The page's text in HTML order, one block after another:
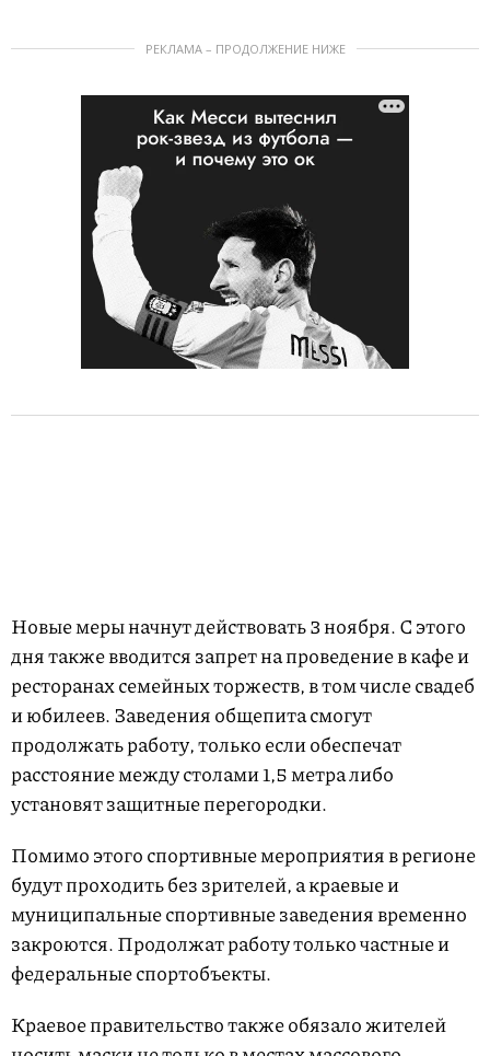
РЕКЛАМА – ПРОДОЛЖЕНИЕ НИЖЕ
Новые меры начнут действовать 3 ноября. С этого
дня также вводится запрет на проведение в кафе и
ресторанах семейных торжеств, в том числе свадеб
и юбилеев. Заведения общепита смогут
продолжать работу, только если обеспечат
расстояние между столами 1,5 метра либо
установят защитные перегородки.
Помимо этого спортивные мероприятия в регионе
будут проходить без зрителей, а краевые и
муниципальные спортивные заведения временно
закроются. Продолжат работу только частные и
федеральные спортобъекты.
Краевое правительство также обязало жителей